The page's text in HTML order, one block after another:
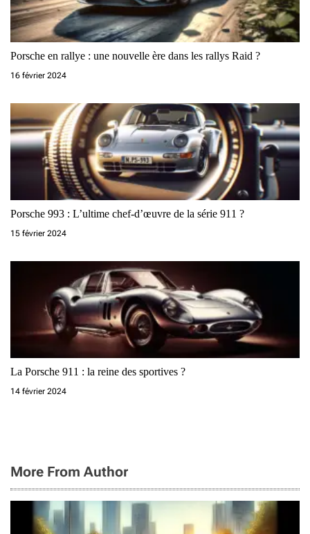
l
e
Porsche en rallye : une nouvelle ère dans les rallys Raid ?
16 février 2024
Porsche 993 : L’ultime chef-d’œuvre de la série 911 ?
15 février 2024
La Porsche 911 : la reine des sportives ?
14 février 2024
More From Author